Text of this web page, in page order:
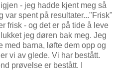
- jeg hadde kjent meg så
var spent på resultater..."Frisk"
frisk - og det er på tide å leve
jeg døren bak meg. Jeg
med barna, løfte dem opp og
vi av glede. Vi har bestått.
prøvelse er bestått. I